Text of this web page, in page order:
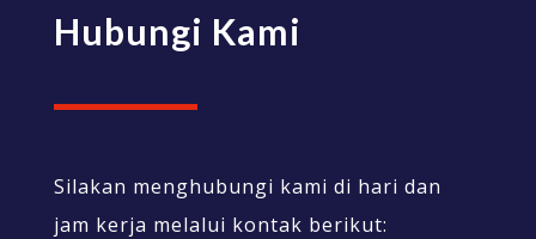
Hubungi Kami
Silakan menghubungi kami di hari dan
jam kerja melalui kontak berikut: